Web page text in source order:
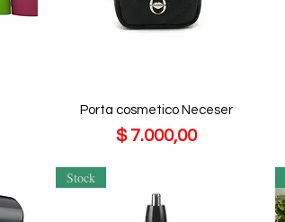
Porta cosmetico Neceser
Precio
$ 7.000,00
Stock